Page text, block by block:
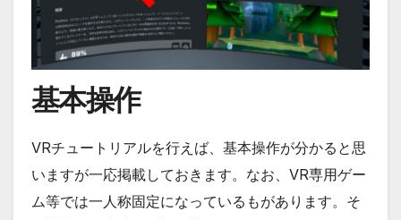
基本操作
VRチュートリアルを行えば、基本操作が分かると思
いますが一応掲載しておきます。なお、VR専用ゲー
ム等では一人称固定になっているもがあります。そ